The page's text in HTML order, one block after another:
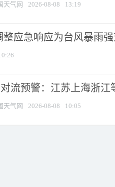
天气网 2026-08-08 13:19
整应急响应为台风暴雨
流预警：江苏上海浙江
天气网 2026-08-08 10:05